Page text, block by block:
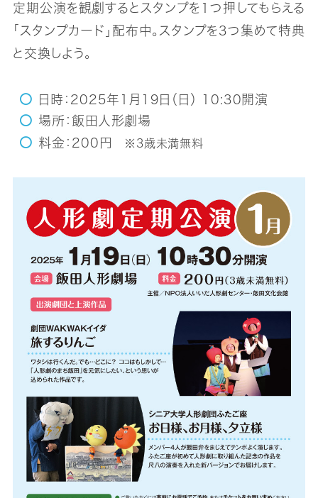
定期公演を観劇するとスタンプを1つ押してもらえる
「スタンプカード」配布中。スタンプを3つ集めて特典
と交換しよう。
日時：2025年1月19日（日） 10:30開演
場所：飯田人形劇場
料金：200円
※3歳未満無料